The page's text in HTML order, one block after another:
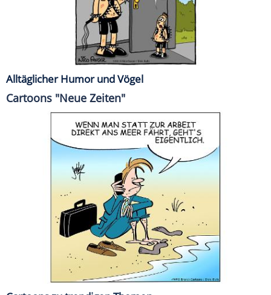
Alltäglicher Humor und Vögel
Cartoons "Neue Zeiten"